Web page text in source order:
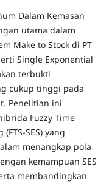
Dalam Kemasan
utama dalam
Make to Stock di PT
Single Exponential
terbukti
cukup tinggi pada
Penelitian ini
Fuzzy Time
SES) yang
menangkap pola
kemampuan SES
membandingkan